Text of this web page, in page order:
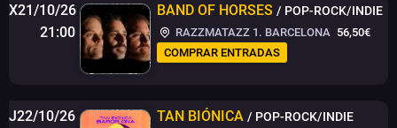
X21/10/26
21:00
BAND OF HORSES / POP-ROCK/INDIE
RAZZMATAZZ 1. BARCELONA 56,50€
COMPRAR ENTRADAS
J22/10/26
TAN BIÓNICA / POP-ROCK/INDIE